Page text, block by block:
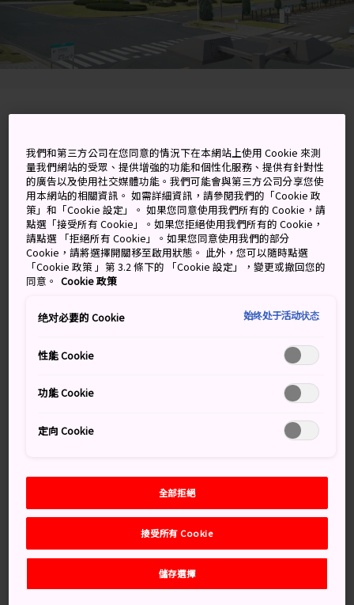
3-1-1 Choshi, Nagaokakyo-shi, Kyoto-fu
在 Google 地圖上檢視
取得轉乘資訊
關鍵字 地圖
鬆一下兼免費喝一杯
若你在遊覽京都
的寺廟神社之後需要休息一下，可以考
慮前往Suntory 京都天然水啤酒廠。長久以來以生產高品
質啤酒與威士忌為主的Suntory最初成立於
。遊覽
酒廠一整天之後，就可以準備品嚐美酒的滋味了。免費入
場。
知識補給站
可以此買到許多與啤酒有關的限定紀念商品
交通方式
乘搭電車和接駁巴士皆可抵達三得利啤酒廠。
我們和第三方公司在您同意的情況下在本網站上使用 Cookie 來測
量我們網站的受眾、提供增強的功能和個性化服務、提供有針對性
的廣告以及使用社交媒體功能。我們可能會與第三方公司分享您使
用本網站的相關資訊。 如需詳細資訊，請參閱我們的「Cookie 政
策」和「Cookie 設定」。 如果您同意使用我們所有的 Cookie，請
點選「接受所有 Cookie」。如果您拒絕使用我們所有的 Cookie，
請點選 「拒絕所有 Cookie」。如果您同意使用我們的部分
Cookie，請將選擇開關移至啟用狀態。 此外，您可以隨時點選
「Cookie 政策 」第 3.2 條下的 「Cookie 設定」，變更或撤回您的
同意。 Cookie 政策
绝对必要的 Cookie 始终处于活动状态
性能 Cookie
功能 Cookie
定向 Cookie
全部拒絕
接受所有 Cookie
儲存選擇